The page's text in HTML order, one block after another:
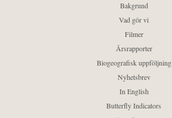
Bakgrund
Vad gör vi
Filmer
Årsrapporter
Biogeografisk uppföljning
Nyhetsbrev
In English
Butterfly Indicators